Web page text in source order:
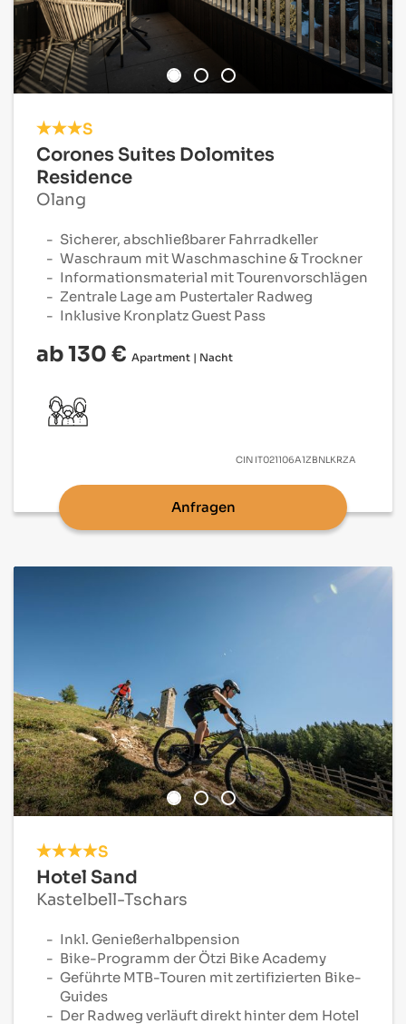
S
Corones Suites Dolomites
Residence
Olang
Sicherer, abschließbarer Fahrradkeller
Waschraum mit Waschmaschine & Trockner
Informationsmaterial mit Tourenvorschlägen
Zentrale Lage am Pustertaler Radweg
Inklusive Kronplatz Guest Pass
ab 130 € Apartment | Nacht
CIN IT021106A1ZBNLKRZA
Anfragen
S
Hotel Sand
Kastelbell-Tschars
Inkl. Genießerhalbpension
Bike-Programm der Ötzi Bike Academy
Geführte MTB-Touren mit zertifizierten Bike-
Guides
Der Radweg verläuft direkt hinter dem Hotel